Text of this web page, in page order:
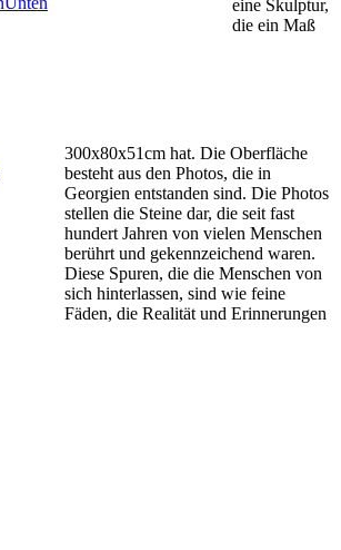
eine Skulptur,
die ein Maß
300x80x51cm hat. Die Oberfläche
besteht aus den Photos, die in
Georgien entstanden sind. Die Photos
stellen die Steine dar, die seit fast
hundert Jahren von vielen Menschen
berührt und gekennzeichend waren.
Diese Spuren, die die Menschen von
sich hinterlassen, sind wie feine
Fäden, die Realität und Erinnerungen